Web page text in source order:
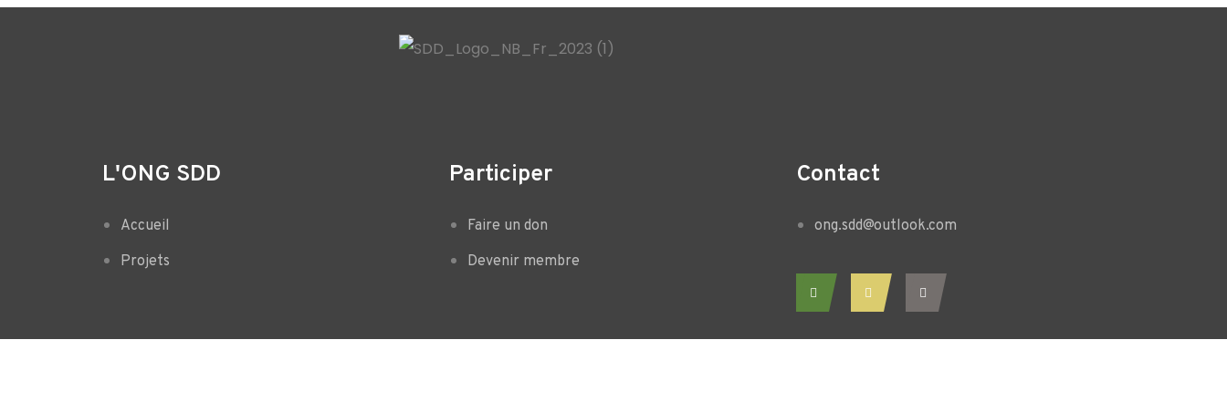
L'ONG SDD
Accueil
Projets
Participer
Faire un don
Devenir membre
Contact
ong.sdd@outlook.com